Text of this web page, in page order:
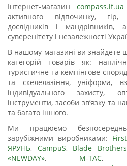
Інтернет-магазин compass.if.ua
активного відпочинку, гір,
дослідників і
суверенітету і незалежності
В нашому магазині ви знайдете
категорій товарів як:
туристичне та кемпінгове
та скелелазіння,уніформа,
індивідуального захисту,
інструменти, засоби зв’язку та
та багато іншого.
Ми працюємо
зарубіжними виробниками:
ЯРУНЬ, CampuS, Blade
«NEWDAY», М-ТАС